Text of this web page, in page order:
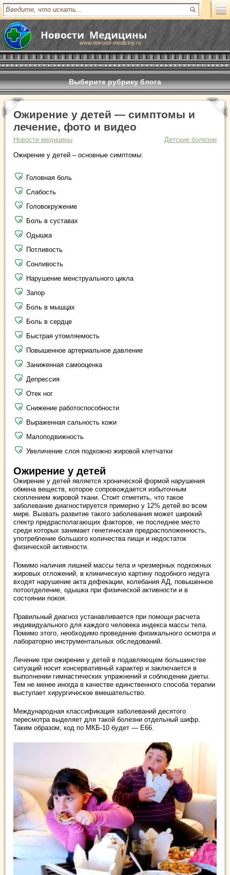
www.novosti-mediciny.ru
Выберите рубрику блога
Ожирение у детей — симптомы и
лечение, фото и видео
Новости медицины
Детские болезни
Ожирение у детей – основные симптомы:
Головная боль
Слабость
Головокружение
Боль в суставах
Одышка
Потливость
Сонливость
Нарушение менструального цикла
Запор
Боль в мышцах
Боль в сердце
Быстрая утомляемость
Повышенное артериальное давление
Заниженная самооценка
Депрессия
Отек ног
Снижение работоспособности
Выраженная сальность кожи
Малоподвижность
Увеличение слоя подкожно жировой клетчатки
Ожирение у детей
Ожирение у детей является хронической формой нарушения
обмена веществ, которое сопровождается избыточным
скоплением жировой ткани. Стоит отметить, что такое
заболевание диагностируется примерно у 12% детей во всем
мире. Вызвать развитие такого заболевания может широкий
спектр предрасполагающих факторов, не последнее место
среди которых занимает генетическая предрасположенность,
употребление большого количества пищи и недостаток
физической активности.
Помимо наличия лишней массы тела и чрезмерных подкожных
жировых отложений, в клиническую картину подобного недуга
входят нарушение акта дефекации, колебания АД, повышенное
потоотделение, одышка при физической активности и в
состоянии покоя.
Правильный диагноз устанавливается при помощи расчета
индивидуального для каждого человека индекса массы тела.
Помимо этого, необходимо проведение физикального осмотра и
лабораторно инструментальных обследований.
Лечение при ожирении у детей в подавляющем большинстве
ситуаций носит консервативный характер и заключается в
выполнении гимнастических упражнений и соблюдении диеты.
Тем не менее иногда в качестве единственного способа терапии
выступает хирургическое вмешательство.
Международная классификация заболеваний десятого
пересмотра выделяет для такой болезни отдельный шифр.
Таким образом, код по МКБ-10 будет — Е66.